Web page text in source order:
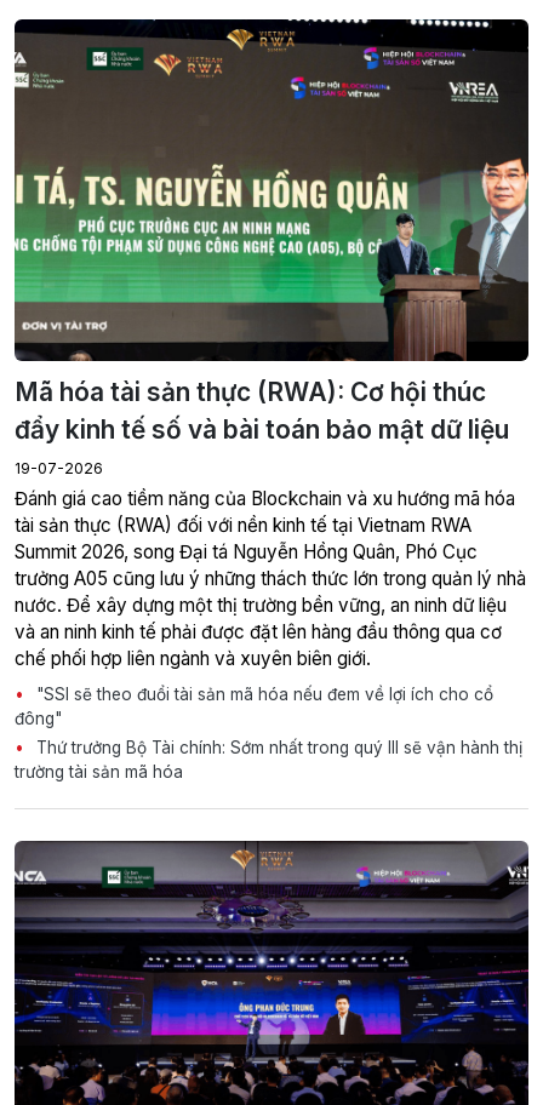
Mã hóa tài sản thực (RWA): Cơ hội thúc
đẩy kinh tế số và bài toán bảo mật dữ liệu
19-07-2026
Đánh giá cao tiềm năng của Blockchain và xu hướng mã hóa
tài sản thực (RWA) đối với nền kinh tế tại Vietnam RWA
Summit 2026, song Đại tá Nguyễn Hồng Quân, Phó Cục
trưởng A05 cũng lưu ý những thách thức lớn trong quản lý nhà
nước. Để xây dựng một thị trường bền vững, an ninh dữ liệu
và an ninh kinh tế phải được đặt lên hàng đầu thông qua cơ
chế phối hợp liên ngành và xuyên biên giới.
"SSI sẽ theo đuổi tài sản mã hóa nếu đem về lợi ích cho cổ
đông"
Thứ trưởng Bộ Tài chính: Sớm nhất trong quý III sẽ vận hành thị
trường tài sản mã hóa